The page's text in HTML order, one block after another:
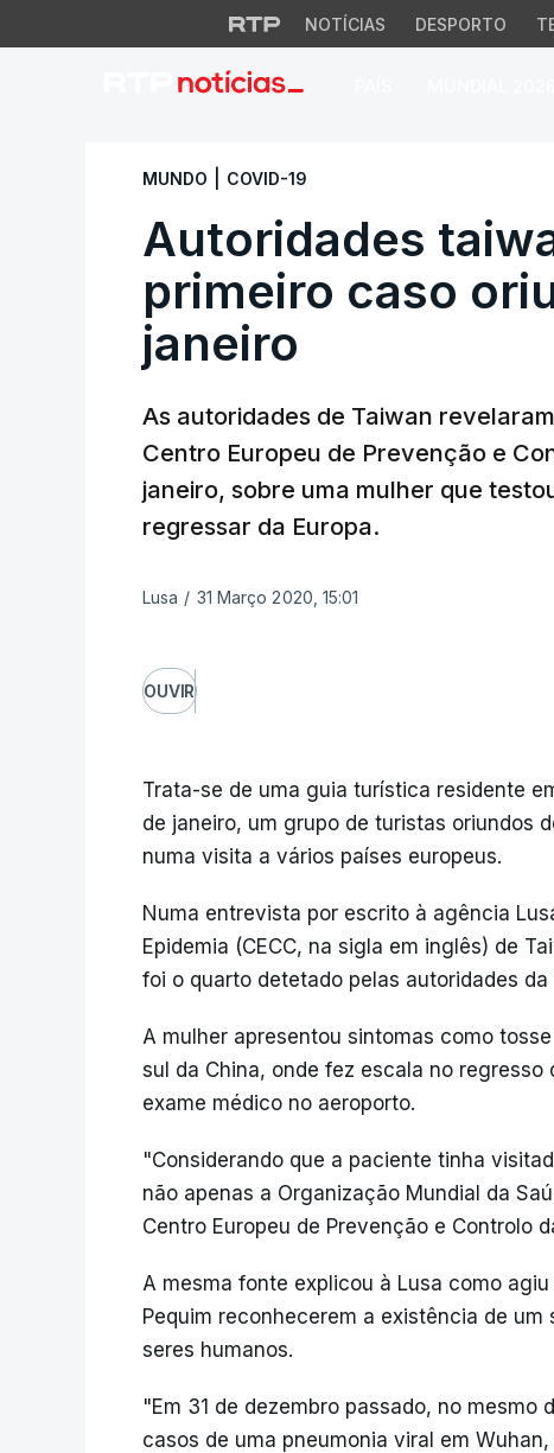
NOTÍCIAS DESPORTO
Autoridades
MUNDO COVID-19
Autoridades
primeiro caso
janeiro
As autoridades de Taiwan
Centro Europeu de Prevenção e
janeiro, sobre uma mulher que
regressar da Europa.
Lusa / 31 Março 2020, 15:01
OUVIR
Trata-se de uma guia turística residente
de janeiro, um grupo de turistas oriundos
numa visita a vários países europeus.
Numa entrevista por escrito à agência
Epidemia (CECC, na sigla em inglês) de
foi o quarto detetado pelas autoridades
A mulher apresentou sintomas como
sul da China, onde fez escala no
exame médico no aeroporto.
"Considerando que a paciente tinha
não apenas a Organização Mundial da
Centro Europeu de Prevenção e Controlo
A mesma fonte explicou à Lusa como
Pequim reconhecerem a existência de
seres humanos.
"Em 31 de dezembro passado, no
casos de uma pneumonia viral em